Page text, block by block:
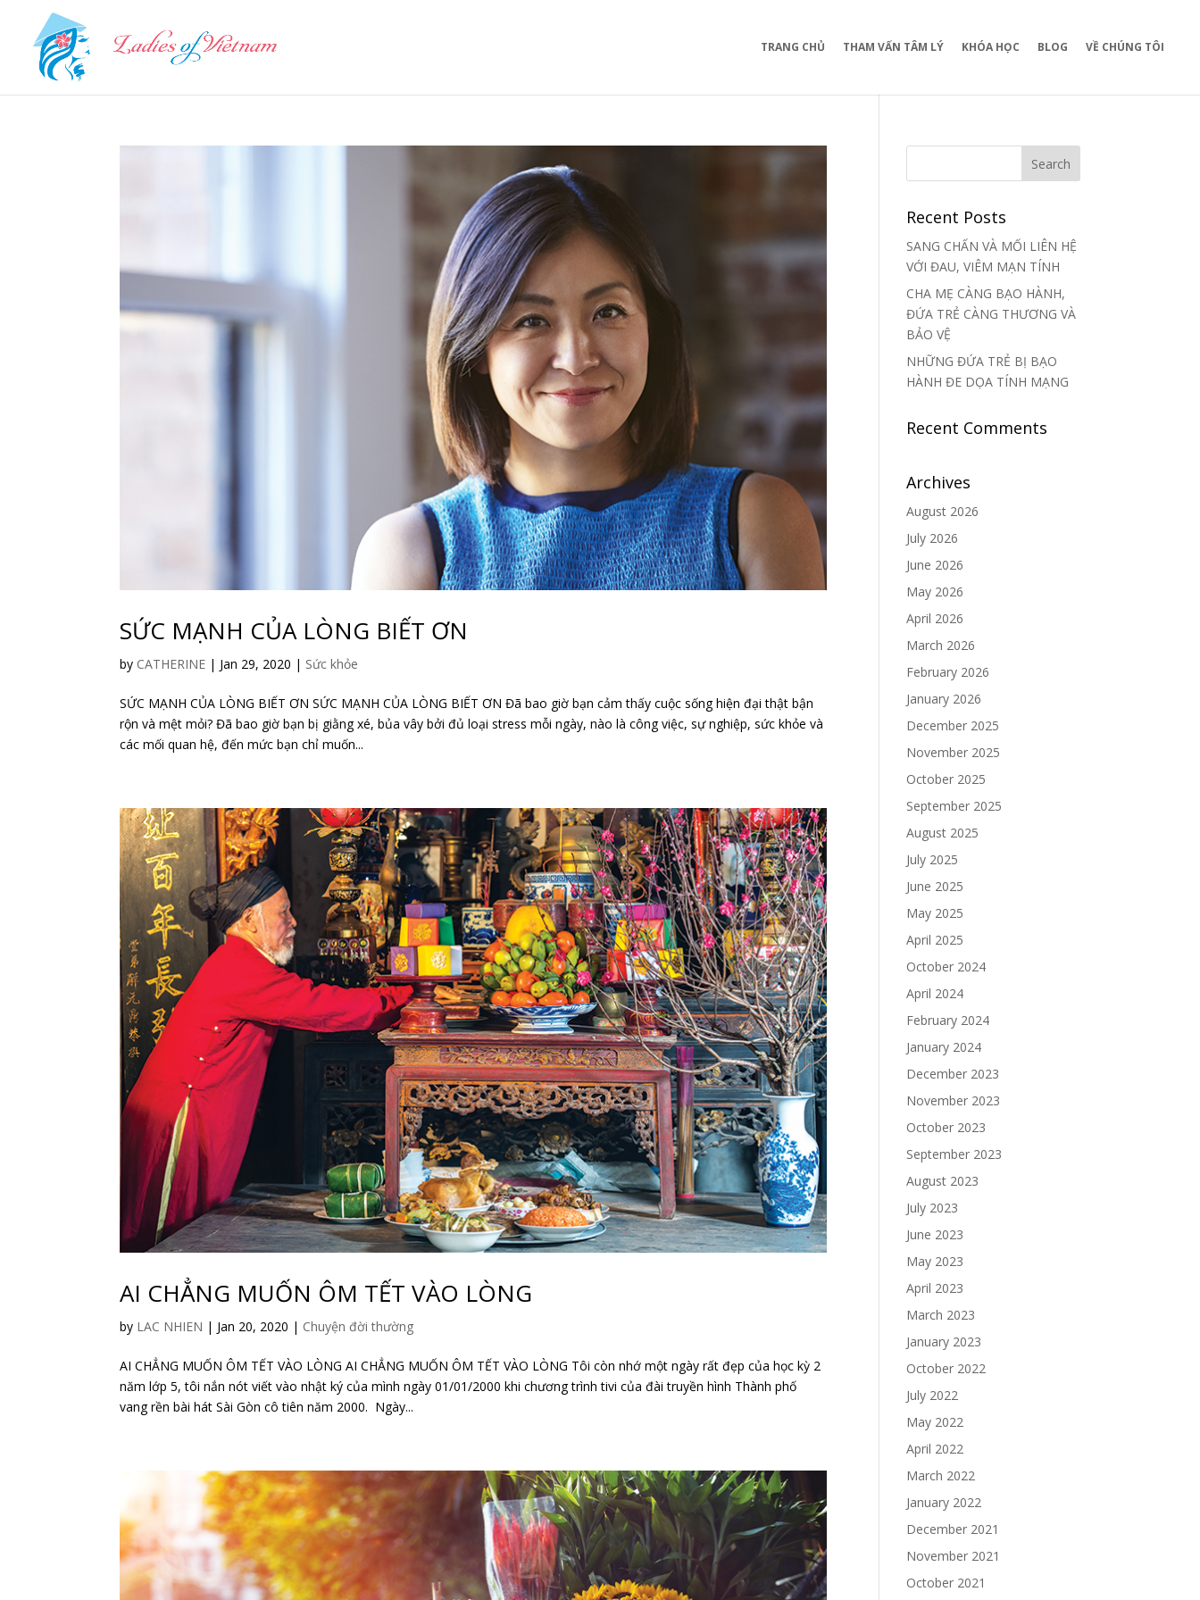
TRANG CHỦ THAM VẤN TÂM LÝ KHÓA HỌC BLOG VỀ CHÚNG TÔI
SỨC MẠNH CỦA LÒNG BIẾT ƠN
by CATHERINE | Jan 29, 2020 | Sức khỏe
SỨC MẠNH CỦA LÒNG BIẾT ƠN SỨC MẠNH CỦA LÒNG BIẾT ƠN Đã bao giờ bạn cảm thấy cuộc sống hiện đại thật bận
rộn và mệt mỏi? Đã bao giờ bạn bị giằng xé, bủa vây bởi đủ loại stress mỗi ngày, nào là công việc, sự nghiệp, sức khỏe và
các mối quan hệ, đến mức bạn chỉ muốn...
AI CHẲNG MUỐN ÔM TẾT VÀO LÒNG
by LAC NHIEN | Jan 20, 2020 | Chuyện đời thường
AI CHẲNG MUỐN ÔM TẾT VÀO LÒNG AI CHẲNG MUỐN ÔM TẾT VÀO LÒNG Tôi còn nhớ một ngày rất đẹp của học kỳ 2
năm lớp 5, tôi nắn nót viết vào nhật ký của mình ngày 01/01/2000 khi chương trình tivi của đài truyền hình Thành phố
vang rền bài hát Sài Gòn cô tiên năm 2000. Ngày...
Recent Posts
SANG CHẤN VÀ MỐI LIÊN HỆ
VỚI ĐAU, VIÊM MẠN TÍNH
CHA MẸ CÀNG BẠO HÀNH,
ĐỨA TRẺ CÀNG THƯƠNG VÀ
BẢO VỆ
NHỮNG ĐỨA TRẺ BỊ BẠO
HÀNH ĐE DỌA TÍNH MẠNG
Recent Comments
Archives
August 2026
July 2026
June 2026
May 2026
April 2026
March 2026
February 2026
January 2026
December 2025
November 2025
October 2025
September 2025
August 2025
July 2025
June 2025
May 2025
April 2025
October 2024
April 2024
February 2024
January 2024
December 2023
November 2023
October 2023
September 2023
August 2023
July 2023
June 2023
May 2023
April 2023
March 2023
January 2023
October 2022
July 2022
May 2022
April 2022
March 2022
January 2022
December 2021
November 2021
October 2021